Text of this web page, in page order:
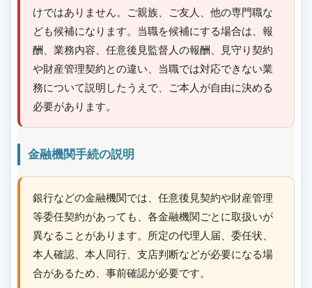
けではありません。ご親族、ご友人、他の専門職な
ども候補になります。当職を候補にする場合は、報
酬、業務内容、任意後見監督人の報酬、見守り契約
や財産管理契約との違い、当職では対応できない業
務について説明したうえで、ご本人が自由に決める
必要があります。
金融機関手続の説明
銀行などの金融機関では、任意後見契約や財産管理
等委任契約があっても、各金融機関ごとに取扱いが
異なることがあります。所定の代理人届、委任状、
本人確認、本人同行、支店判断などが必要になる場
合があるため、事前確認が必要です。